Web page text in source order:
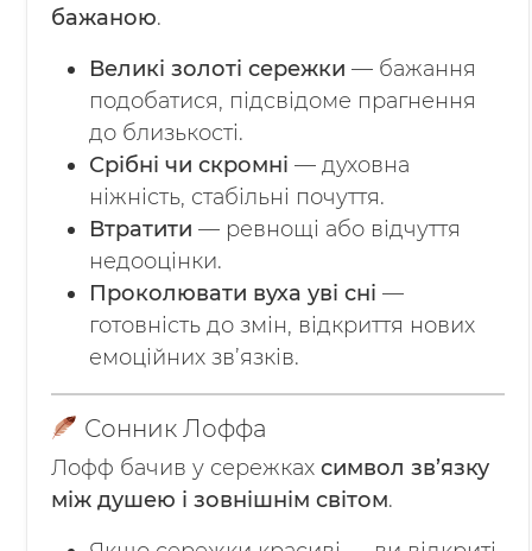
бажаною.
Великі золоті сережки — бажання
подобатися, підсвідоме прагнення
до близькості.
Срібні чи скромні — духовна
ніжність, стабільні почуття.
Втратити — ревнощі або відчуття
недооцінки.
Проколювати вуха уві сні —
готовність до змін, відкриття нових
емоційних зв’язків.
Сонник Лоффа
Лофф бачив у сережках символ зв’язку
між душею і зовнішнім світом.